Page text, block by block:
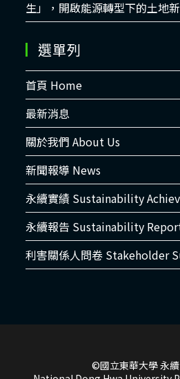
生」，開啟能源轉型下的土地
選單列
首頁 Home
最新消息
關於我們 About Us
新聞報導 News
永續實績 Sustainability
永續報告 Sustainability
利害關係人問卷 Stakeholder
©國立東華大學 永